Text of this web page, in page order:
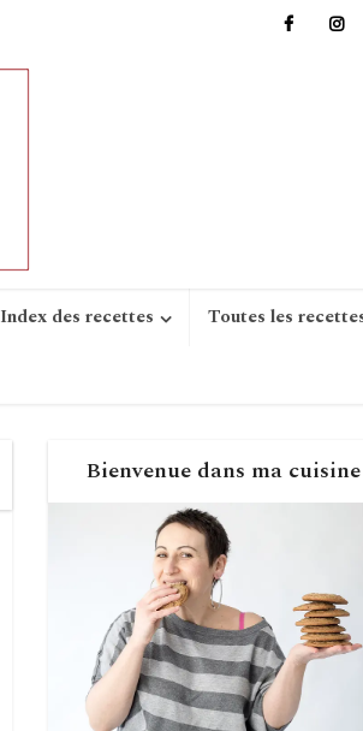
Index des recettes Toutes les
Bienvenue dans ma